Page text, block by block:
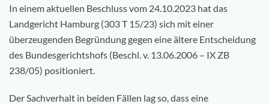
In einem aktuellen Beschluss vom 24.10.2023 hat das
Landgericht Hamburg (303 T 15/23) sich mit einer
überzeugenden Begründung gegen eine ältere Entscheidung
des Bundesgerichtshofs (Beschl. v. 13.06.2006 – IX ZB
238/05) positioniert.
Der Sachverhalt in beiden Fällen lag so, dass eine